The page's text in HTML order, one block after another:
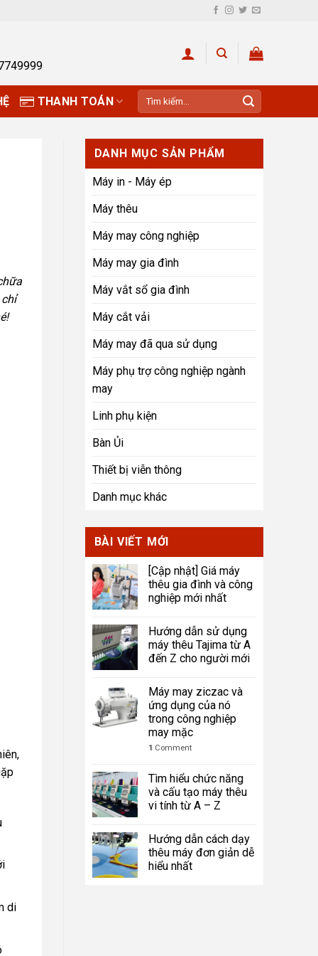
THANH TOÁN
Tìm
kiếm:
di
DANH MỤC SẢN PHẨM
Máy in - Máy ép
Máy thêu
Máy may công nghiệp
Máy may gia đình
Máy vắt sổ gia đình
Máy cắt vải
Máy may đã qua sử dụng
Máy phụ trợ công nghiệp ngành
may
Linh phụ kiện
Bàn Ủi
Thiết bị viễn thông
Danh mục khác
BÀI VIẾT MỚI
[Cập nhật] Giá máy
thêu gia đình và công
nghiệp mới nhất
Hướng dẫn sử dụng
máy thêu Tajima từ A
đến Z cho người mới
Máy may ziczac và
ứng dụng của nó
trong công nghiệp
may mặc
1 Comment
Tìm hiểu chức năng
và cấu tạo máy thêu
vi tính từ A – Z
Hướng dẫn cách dạy
thêu máy đơn giản dễ
hiểu nhất